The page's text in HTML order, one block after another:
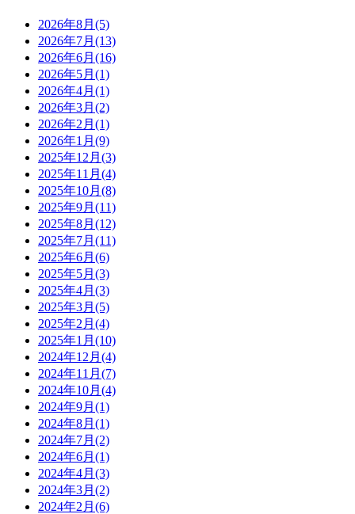
2026年8月(5)
2026年7月(13)
2026年6月(16)
2026年5月(1)
2026年4月(1)
2026年3月(2)
2026年2月(1)
2026年1月(9)
2025年12月(3)
2025年11月(4)
2025年10月(8)
2025年9月(11)
2025年8月(12)
2025年7月(11)
2025年6月(6)
2025年5月(3)
2025年4月(3)
2025年3月(5)
2025年2月(4)
2025年1月(10)
2024年12月(4)
2024年11月(7)
2024年10月(4)
2024年9月(1)
2024年8月(1)
2024年7月(2)
2024年6月(1)
2024年4月(3)
2024年3月(2)
2024年2月(6)